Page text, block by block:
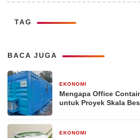
TAG
BACA JUGA
EKONOMI
Mengapa Office
untuk Proyek Skala
EKONOMI